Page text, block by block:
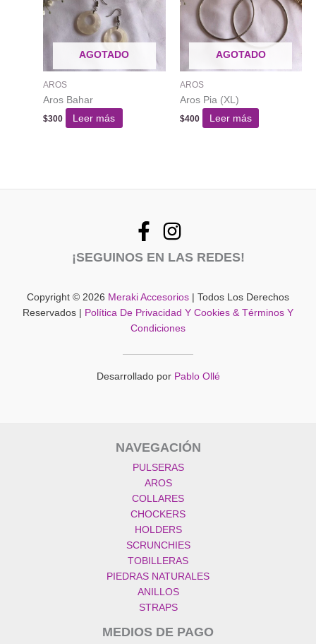
en
AGOTADO
AROS
Aros Bahar
$300 Leer más
AGOTADO
AROS
Aros Pia (XL)
$400 Leer más
¡SEGUINOS EN LAS REDES!
Copyright © 2026 Meraki Accesorios | Todos Los Derechos
Reservados |
Política De Privacidad Y Cookies & Términos Y
Condiciones
Desarrollado por Pablo Ollé
NAVEGACIÓN
PULSERAS
AROS
COLLARES
CHOCKERS
HOLDERS
SCRUNCHIES
TOBILLERAS
PIEDRAS NATURALES
ANILLOS
STRAPS
MEDIOS DE PAGO